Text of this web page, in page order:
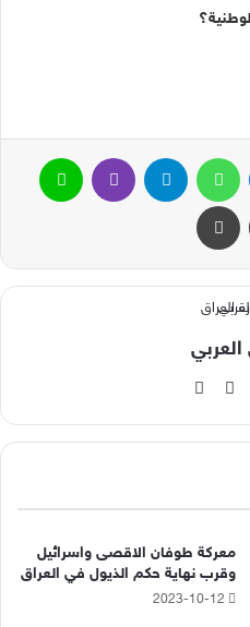
ماسنجر واتساب تيلقرام ڤايبر
مشاركة عبر البريد طباعة
العربي
‫X
‫YouTube
معركة طوفان الاقصى واسرائيل
وقرب نهاية حكم الذيول في العراق
2023-10-12